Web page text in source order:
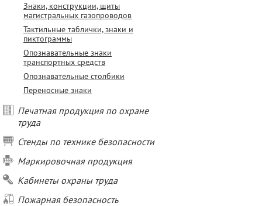
Знаки, конструкции, щиты
магистральных газопроводов
Тактильные таблички, знаки и
пиктограммы
Опознавательные знаки
транспортных средств
Опознавательные столбики
Переносные знаки
Печатная продукция по охране
труда
Стенды по технике безопасности
Маркировочная продукция
Кабинеты охраны труда
Пожарная безопасность